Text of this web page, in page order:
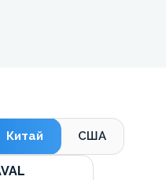
Китай США